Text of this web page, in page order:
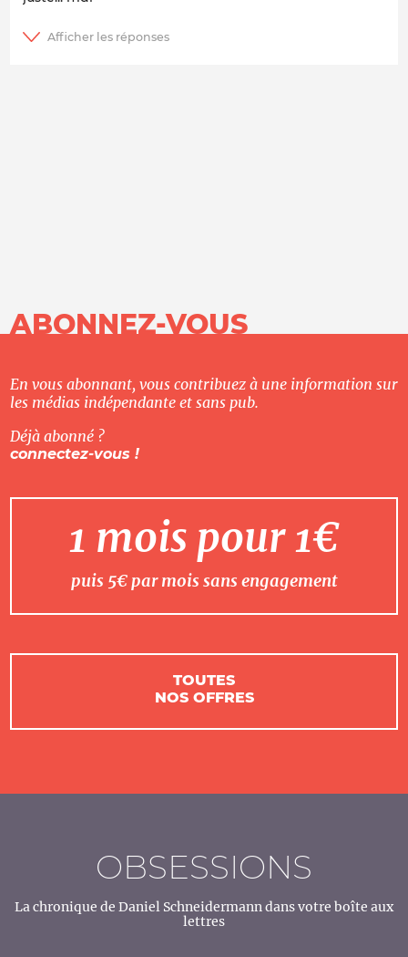
ABONNEZ-VOUS
En vous abonnant, vous contribuez à une information sur
les médias indépendante et sans pub.
Déjà abonné ?
connectez-vous !
1 mois pour 1€
puis 5€ par mois sans engagement
TOUTES
NOS OFFRES
OBSESSIONS
La chronique de Daniel Schneidermann dans votre boîte aux
lettres